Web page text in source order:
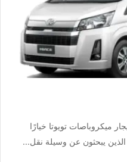
ميكروباصات تويوتا خيارًا
الذين يبحثون عن وسيلة نقل...